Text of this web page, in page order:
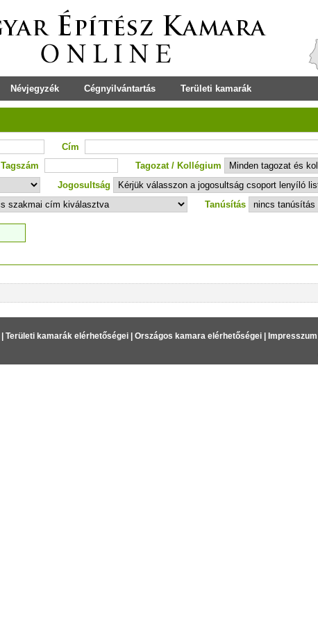
Névjegyzék Cégnyilvántartás Területi kamarák
Cím
Tagszám
Tagozat / Kollégium
Jogosultság
Tanúsítás
Területi kamarák elérhetőségei| Országos kamara elérhetőségei|
Impresszum